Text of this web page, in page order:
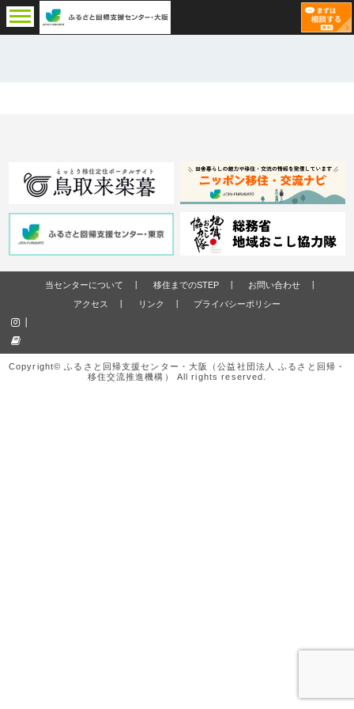
当センターについて 移住までのSTEP
お問い合わせ
アクセス
リンク プライバシーポリシー
Copyright© ふるさと回帰支援センター・大阪（公益社団法人 ふるさと回帰・
移住交流推進機構） All rights reserved.